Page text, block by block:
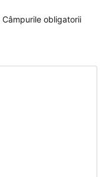
Câmpurile obligatorii